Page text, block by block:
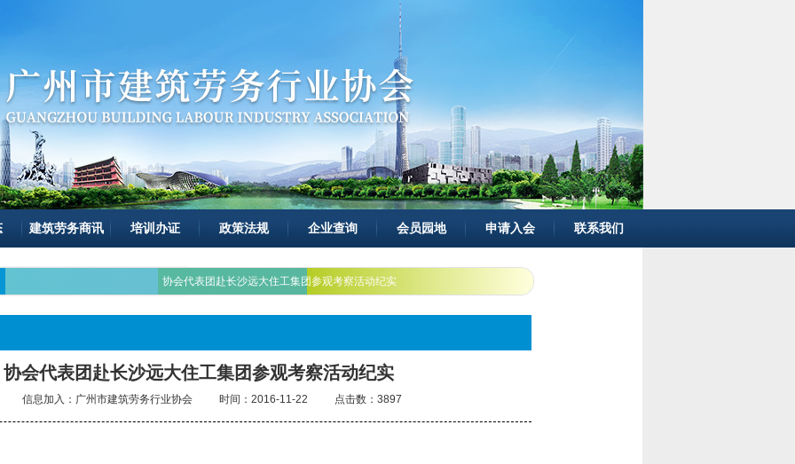
建筑劳务商讯 培训办证 政策法规 企业查询 会员园地 申请入会 联系我们
协会代表团赴长沙远大住工集团参观考察活动纪实
协会代表团赴长沙远大住工集团参观考察活动纪实
信息加入：广州市建筑劳务行业协会 时间：2016-11-22 点击数：3897